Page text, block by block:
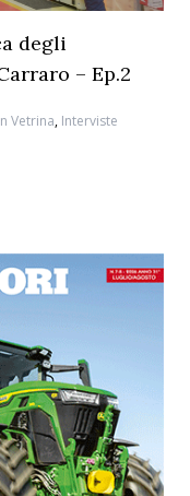
degli
– Ep.2
Vetrina, Interviste